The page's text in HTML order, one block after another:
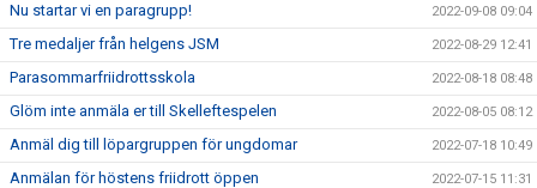
Nu startar vi en paragrupp! 2022-09-08 09:04
Tre medaljer från helgens JSM 2022-08-29 12:41
Parasommarfriidrottsskola 2022-08-18 08:48
Glöm inte anmäla er till Skelleftespelen 2022-08-05 08:12
Anmäl dig till löpargruppen för ungdomar 2022-07-18 10:49
Anmälan för höstens friidrott öppen 2022-07-15 11:31